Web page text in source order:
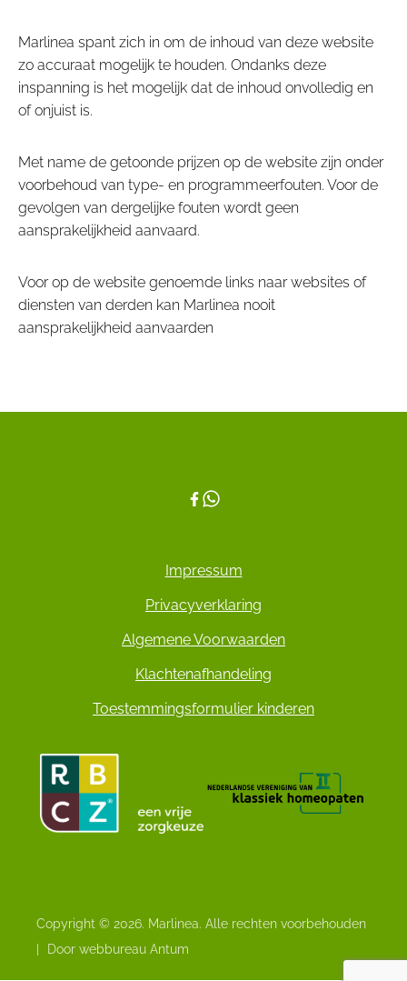
Marlinea spant zich in om de inhoud van deze website
zo accuraat mogelijk te houden. Ondanks deze
inspanning is het mogelijk dat de inhoud onvolledig en
of onjuist is.
Met name de getoonde prijzen op de website zijn onder
voorbehoud van type- en programmeerfouten. Voor de
gevolgen van dergelijke fouten wordt geen
aansprakelijkheid aanvaard.
Voor op de website genoemde links naar websites of
diensten van derden kan Marlinea nooit
aansprakelijkheid aanvaarden
Impressum
Privacyverklaring
Algemene Voorwaarden
Klachtenafhandeling
Toestemmingsformulier kinderen
Copyright © 2026. Marlinea. Alle rechten voorbehouden
Door webbureau Antum